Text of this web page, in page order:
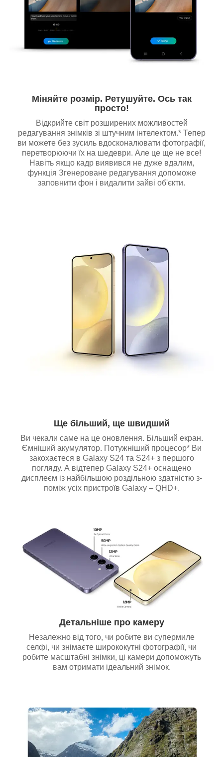
Міняйте розмір. Ретушуйте. Ось так
просто!
Відкрийте світ розширених можливостей
редагування знімків зі штучним інтелектом.* Тепер
ви можете без зусиль вдосконалювати фотографії,
перетворюючи їх на шедеври. Але це ще не все!
Навіть якщо кадр виявився не дуже вдалим,
функція Згенероване редагування допоможе
заповнити фон і видалити зайві об'єкти.
Ще більший, ще швидший
Ви чекали саме на це оновлення. Більший екран.
Ємніший акумулятор. Потужніший процесор* Ви
закохаєтеся в Galaxy S24 та S24+ з першого
погляду. А відтепер Galaxy S24+ оснащено
дисплеєм із найбільшою роздільною здатністю з-
поміж усіх пристроїв Galaxy – QHD+.
Детальніше про камеру
Незалежно від того, чи робите ви супермиле
селфі, чи знімаєте ширококутні фотографії, чи
робите масштабні знімки, ці камери допоможуть
вам отримати ідеальний знімок.